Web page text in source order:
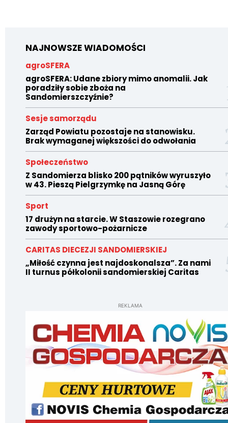
NAJNOWSZE WIADOMOŚCI
agroSFERA
agroSFERA: Udane zbiory mimo anomalii. Jak
poradziły sobie zboża na
Sandomierszczyźnie?
Sesje samorządu
Zarząd Powiatu pozostaje na stanowisku.
Brak wymaganej większości do odwołania
Społeczeństwo
Z Sandomierza blisko 200 pątników wyruszyło
w 43. Pieszą Pielgrzymkę na Jasną Górę
Sport
17 drużyn na starcie. W Staszowie rozegrano
zawody sportowo-pożarnicze
CARITAS DIECEZJI SANDOMIERSKIEJ
„Miłość czynna jest najdoskonalsza”. Za nami
II turnus półkolonii sandomierskiej Caritas
REKLAMA